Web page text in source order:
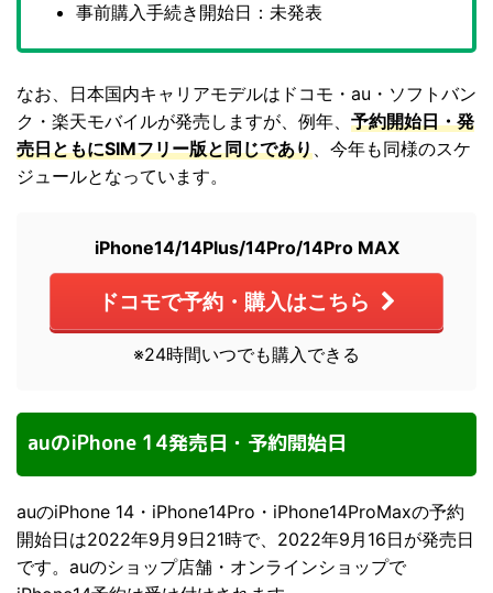
事前購入手続き開始日：未発表
なお、日本国内キャリアモデルはドコモ・au・ソフトバン
ク・楽天モバイルが発売しますが、例年、 予約開始日・発
売日ともにSIMフリー版と同じであり、今年も同様のスケ
ジュールとなっています。
iPhone14/14Plus/14Pro/14Pro MAX
ドコモで予約・購入はこちら
※24時間いつでも購入できる
auのiPhone 14発売日・予約開始日
auのiPhone 14・iPhone14Pro・iPhone14ProMaxの予約
開始日は2022年9月9日21時で、2022年9月16日が発売日
です。auのショップ店舗・オンラインショップで